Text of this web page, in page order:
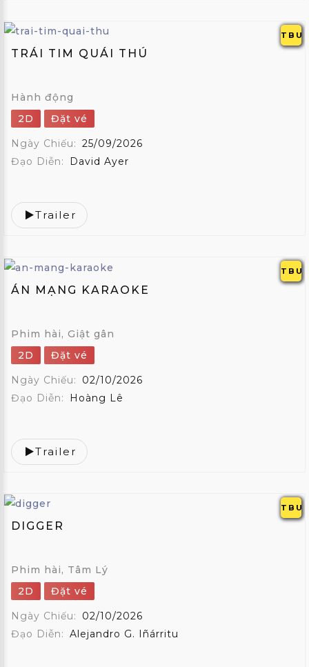
TBU
TRÁI TIM QUÁI THÚ
Hành động
2D
Đặt vé
Ngày Chiếu: 25/09/2026
Đạo Diễn:
David Ayer
Trailer
TBU
ÁN MẠNG KARAOKE
Phim hài, Giật gân
2D
Đặt vé
Ngày Chiếu:
02/10/2026
Đạo Diễn:
Hoàng Lê
Trailer
TBU
DIGGER
Phim hài, Tâm Lý
2D
Đặt vé
Ngày Chiếu:
02/10/2026
Đạo Diễn: Alejandro G. Iñárritu